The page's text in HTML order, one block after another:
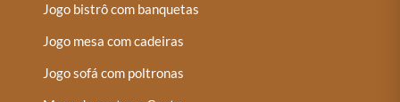
Jogo bistrô com banquetas
Jogo mesa com cadeiras
Jogo sofá com poltronas